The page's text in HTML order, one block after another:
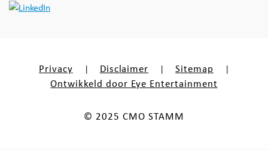
Privacy Disclaimer Sitemap
Ontwikkeld door Eye Entertainment
© 2025 CMO STAMM